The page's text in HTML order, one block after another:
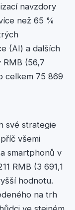
navzdory
než 65 %
(AI) a dalších
RMB (56,7
celkem 75 869
své strategie
všemi
smartphonů v
RMB (3 691,1
hodnotu.
na trh